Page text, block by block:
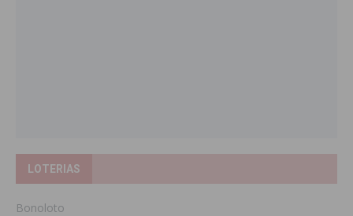
LOTERIAS
Bonoloto